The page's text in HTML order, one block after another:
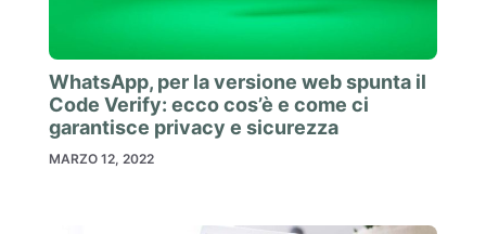
WhatsApp, per la versione web spunta il
Code Verify: ecco cos’è e come ci
garantisce privacy e sicurezza
MARZO 12, 2022